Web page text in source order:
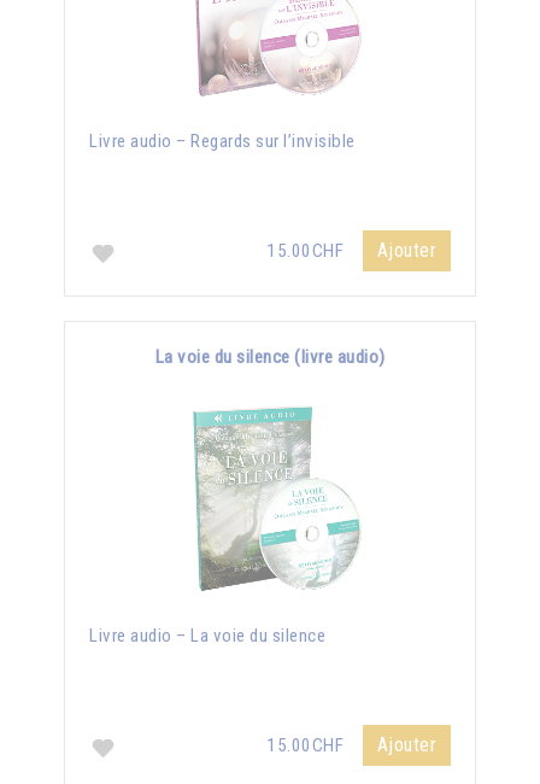
Livre audio – Regards sur l’invisible
15.00CHF Ajouter
La voie du silence (livre audio)
Livre audio – La voie du silence
15.00CHF Ajouter